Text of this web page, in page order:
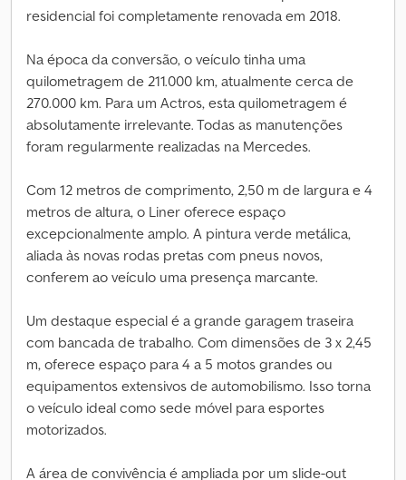
residencial foi completamente renovada em 2018.
Na época da conversão, o veículo tinha uma
quilometragem de 211.000 km, atualmente cerca de
270.000 km. Para um Actros, esta quilometragem é
absolutamente irrelevante. Todas as manutenções
foram regularmente realizadas na Mercedes.
Com 12 metros de comprimento, 2,50 m de largura e 4
metros de altura, o Liner oferece espaço
excepcionalmente amplo. A pintura verde metálica,
aliada às novas rodas pretas com pneus novos,
conferem ao veículo uma presença marcante.
Um destaque especial é a grande garagem traseira
com bancada de trabalho. Com dimensões de 3 x 2,45
m, oferece espaço para 4 a 5 motos grandes ou
equipamentos extensivos de automobilismo. Isso torna
o veículo ideal como sede móvel para esportes
motorizados.
A área de convivência é ampliada por um slide-out